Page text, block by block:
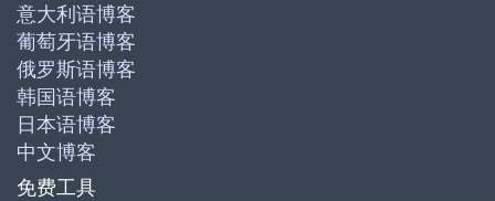
意大利语博客
葡萄牙语博客
俄罗斯语博客
韩国语博客
日本语博客
中文博客
免费工具